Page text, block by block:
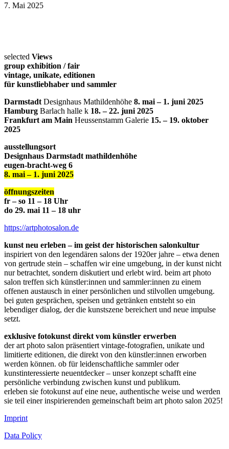
7. Mai 2025
selected Views
group exhibition / fair
vintage, unikate, editionen
für kunstliebhaber und sammler
Darmstadt Designhaus Mathildenhöhe 8. mai – 1. juni 2025
Hamburg Barlach halle k 18. – 22. juni 2025
Frankfurt am Main Heussenstamm Galerie 15. – 19. oktober
2025
ausstellungsort
Designhaus Darmstadt mathildenhöhe
eugen-bracht-weg 6
8. mai – 1. juni 2025
öffnungszeiten
fr – so 11 – 18 Uhr
do 29. mai 11 – 18 uhr
https://artphotosalon.de
kunst neu erleben – im geist der historischen salonkultur
inspiriert von den legendären salons der 1920er jahre – etwa denen
von gertrude stein – schaffen wir eine umgebung, in der kunst nicht
nur betrachtet, sondern diskutiert und erlebt wird. beim art photo
salon treffen sich künstler:innen und sammler:innen zu einem
offenen austausch in einer persönlichen und stilvollen umgebung.
bei guten gesprächen, speisen und getränken entsteht so ein
lebendiger dialog, der die kunstszene bereichert und neue impulse
setzt.
exklusive fotokunst direkt vom künstler erwerben
der art photo salon präsentiert vintage-fotografien, unikate und
limitierte editionen, die direkt von den künstler:innen erworben
werden können. ob für leidenschaftliche sammler oder
kunstinteressierte neuentdecker – unser konzept schafft eine
persönliche verbindung zwischen kunst und publikum.
erleben sie fotokunst auf eine neue, authentische weise und werden
sie teil einer inspirierenden gemeinschaft beim art photo salon 2025!
Imprint
Data Policy